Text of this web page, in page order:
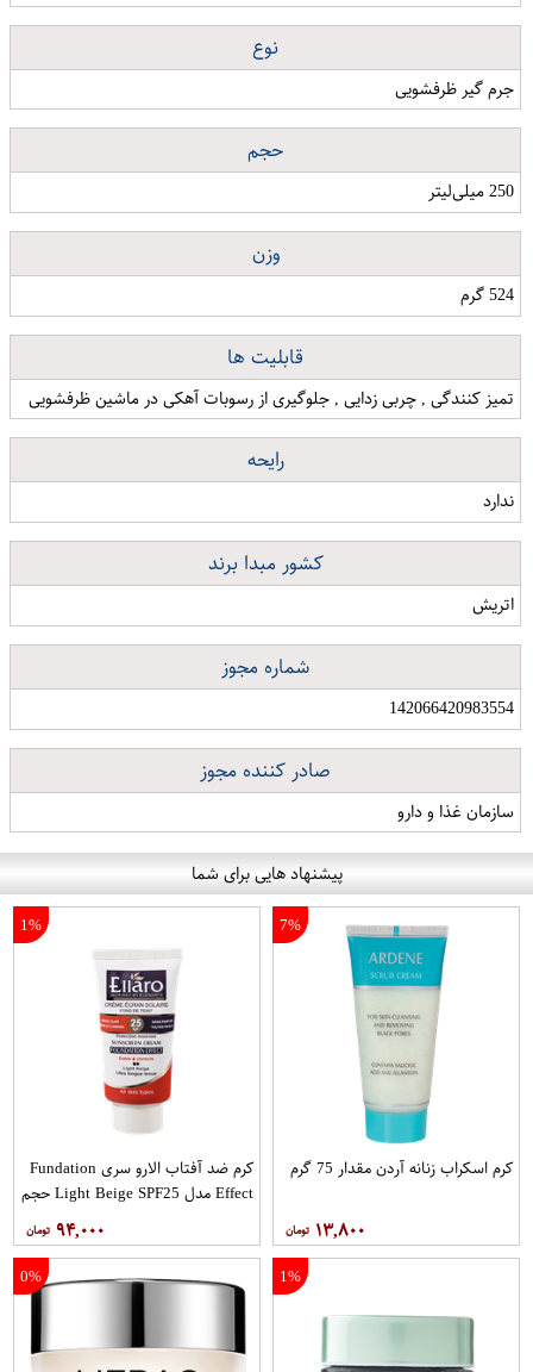
نوع
جرم گیر ظرفشویی
حجم
250 میلی‌لیتر
وزن
524 گرم
قابلیت ها
تمیز کنندگی , چربی زدایی , جلوگیری از رسوبات آهکی در ماشین ظرفشویی
رایحه
ندارد
کشور مبدا برند
اتریش
شماره مجوز
142066420983554
صادر کننده مجوز
سازمان غذا و دارو
پیشنهاد هایی برای شما
7%
کرم اسکراب زنانه آردن مقدار 75 گرم
۱۳,۸۰۰
1%
کرم ضد آفتاب الارو سری Fundation
Effect مدل Light Beige SPF25 حجم
۹۴,۰۰۰
1%
0%